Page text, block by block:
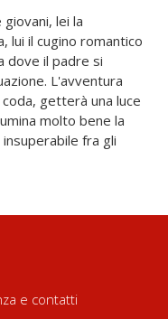
lei la
lui il cugino romantico
dove il padre si
L'avventura
getterà una luce
molto bene la
fra gli
e le fanciulle
cerchio noioso ma
e denso
e scomodo. Se
protettivo della
la propria viltà
e contatti